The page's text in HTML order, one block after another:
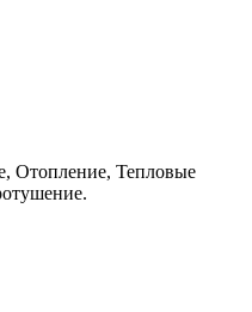
Отопление, Тепловые